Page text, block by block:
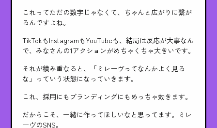
これってただの数字じゃなくて、ちゃんと広がりに繋が
るんですよね。
TikTokもInstagramもYouTubeも、結局は反応が大事なん
で、みなさんの1アクションがめちゃくちゃ大きいです。
それが積み重なると、「ミレーヴってなんかよく見る
な」っていう状態になっていきます。
これ、採用にもブランディングにもめっちゃ効きます。
だからこそ、一緒に作ってほしいなと思ってます。ミレ
ーヴのSNS。